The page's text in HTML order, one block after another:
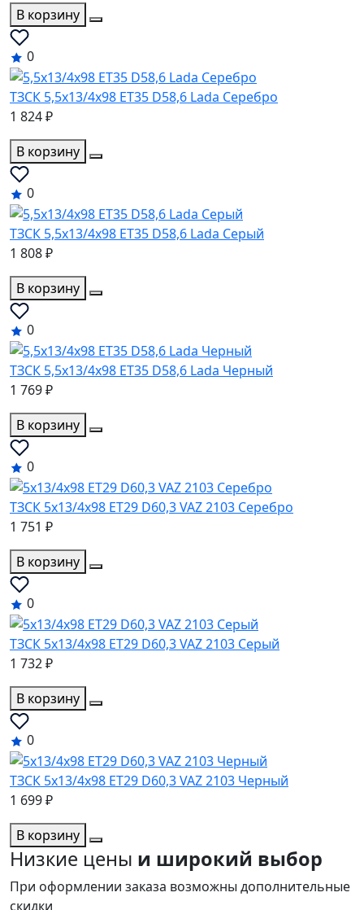
В корзину
0
ТЗСК 5,5x13/4x98 ET35 D58,6 Lada Серебро
1 824 ₽
В корзину
0
ТЗСК 5,5x13/4x98 ET35 D58,6 Lada Серый
1 808 ₽
В корзину
0
ТЗСК 5,5x13/4x98 ET35 D58,6 Lada Черный
1 769 ₽
В корзину
0
ТЗСК 5x13/4x98 ET29 D60,3 VAZ 2103 Серебро
1 751 ₽
В корзину
0
ТЗСК 5x13/4x98 ET29 D60,3 VAZ 2103 Серый
1 732 ₽
В корзину
0
ТЗСК 5x13/4x98 ET29 D60,3 VAZ 2103 Черный
1 699 ₽
В корзину
Низкие цены и широкий выбор
При оформлении заказа возможны дополнительные
скидки